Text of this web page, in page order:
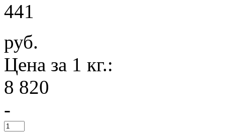
441
руб.
Цена за 1 кг.:
8 820
-